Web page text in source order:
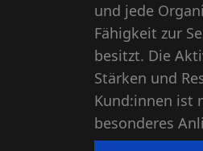
und jede
Fähigkeit zur
besitzt. Die
Stärken und
Kund:innen ist
besonderes